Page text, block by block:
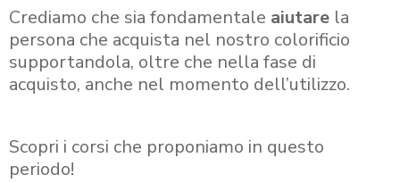
Crediamo che sia fondamentale aiutare la
persona che acquista nel nostro colorificio
supportandola, oltre che nella fase di
acquisto, anche nel momento dell’utilizzo.
Scopri i corsi che proponiamo in questo
periodo!